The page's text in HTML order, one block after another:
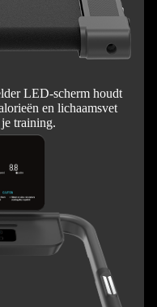
LED-scherm houdt
en lichaamsvet
training.